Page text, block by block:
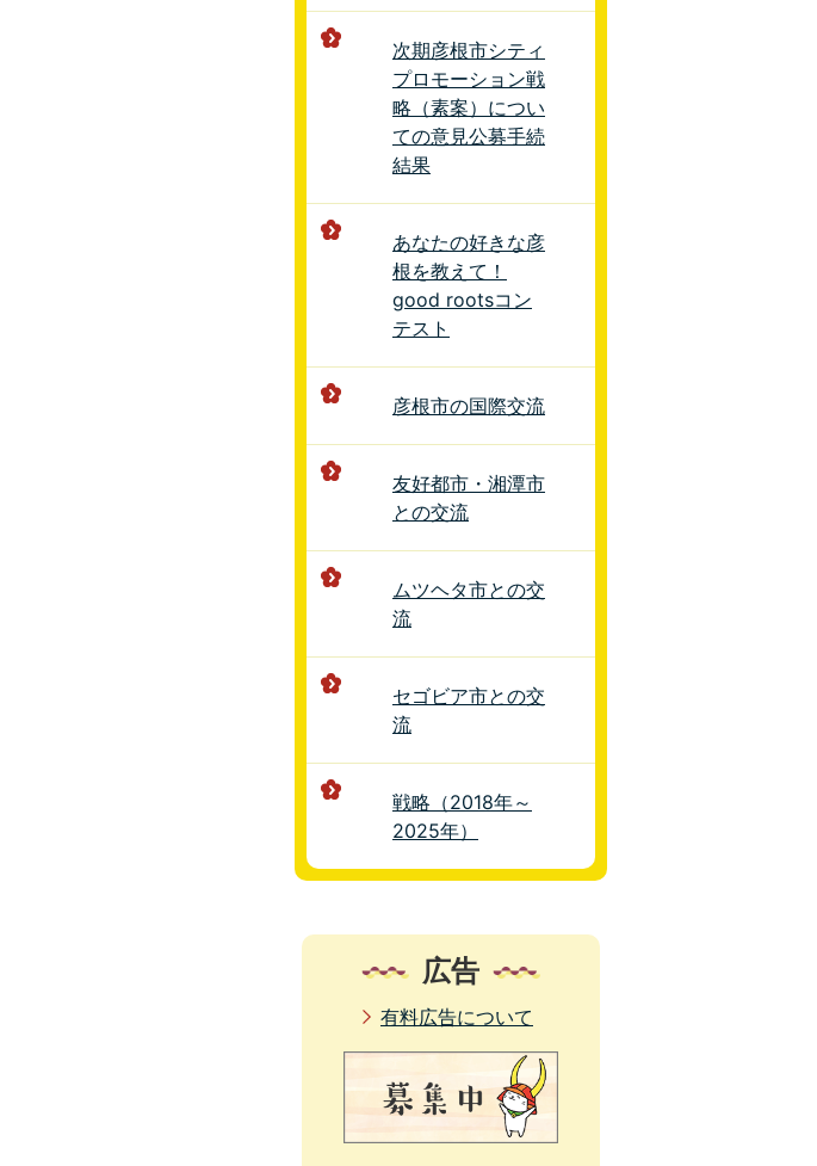
次期彦根市シティ
プロモーション戦
略（素案）につい
ての意見公募手続
結果
あなたの好きな彦
根を教えて！
good rootsコン
テスト
彦根市の国際交流
友好都市・湘潭市
との交流
ムツヘタ市との交
流
セゴビア市との交
流
戦略（2018年～
2025年）
広告
有料広告について